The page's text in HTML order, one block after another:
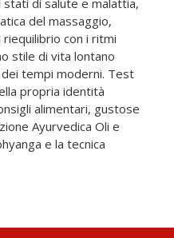
del massaggio,
con i ritmi
stile di vita lontano
moderni. Test
propria identità
alimentari, gustose
Ayurvedica Oli e
e la tecnica